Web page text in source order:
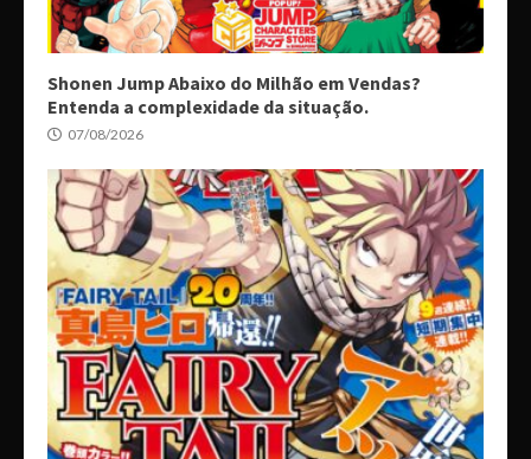
Shonen Jump Abaixo do Milhão em Vendas?
Entenda a complexidade da situação.
07/08/2026